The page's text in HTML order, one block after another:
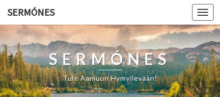
SERMÓNES
SERMÓNES
Tule Aamuun Hymyilevään!